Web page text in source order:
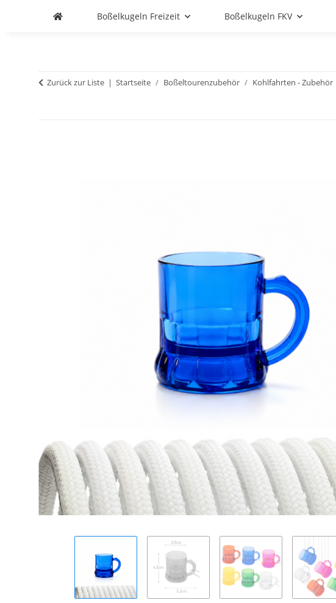
Boßelkugeln Freizeit Boßelkugeln FKV
Zurück zur Liste Startseite Boßeltourenzubehör Kohlfahrten - Zubehör